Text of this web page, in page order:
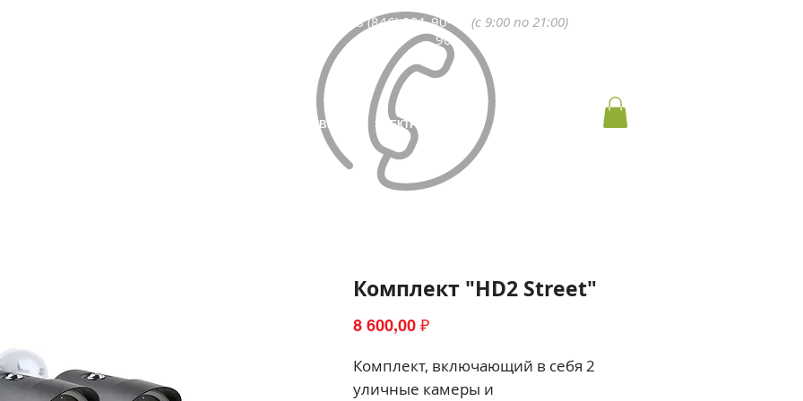
8 (846) 991-90-
90
(с 9:00 по 21:00)
МОНТАЖ И УСТАНОВКА ЭЛЕКТРОМОНТАЖ
Комплект "HD2 Street"
8 600,00 ₽Цена
Комплект, включающий в себя 2
уличные камеры и